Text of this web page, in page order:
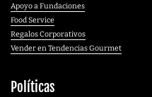
Apoyo a Fundaciones
Food Service
Regalos Corporativos
Vender en Tendencias Gourmet
Políticas